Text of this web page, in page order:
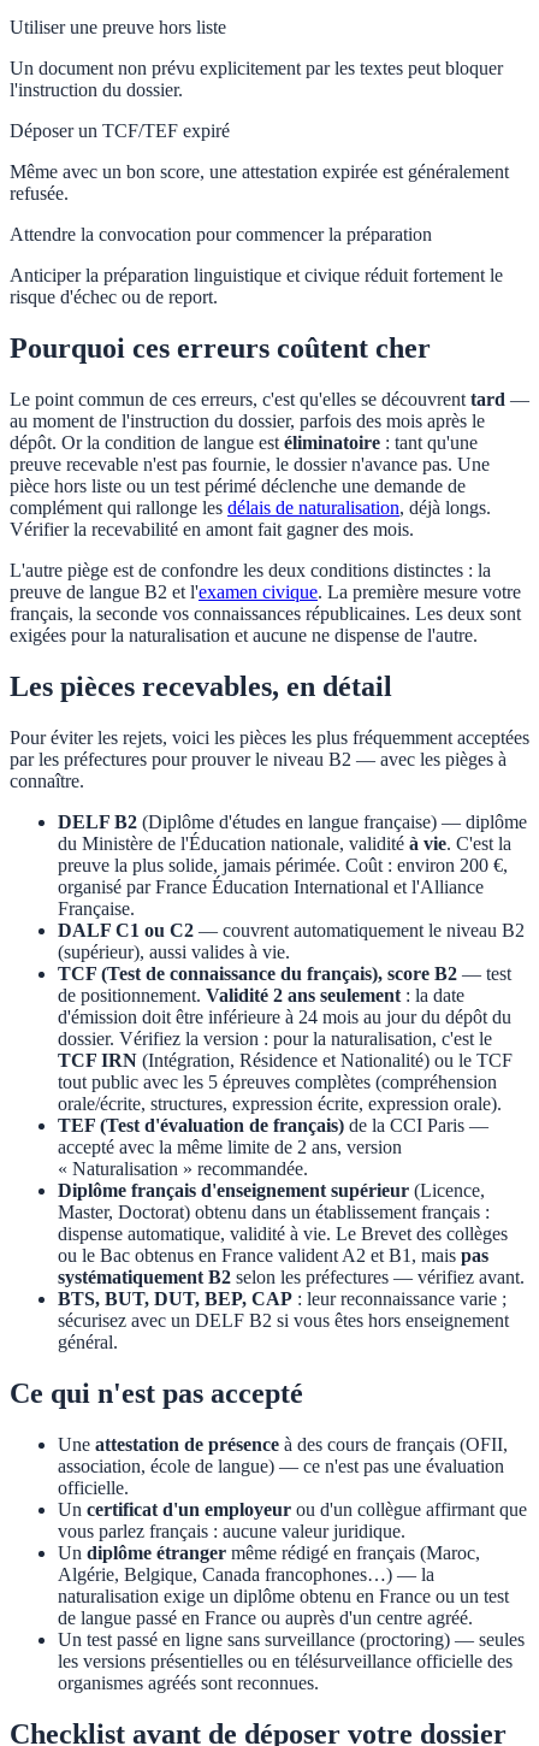
Utiliser une preuve hors liste
Un document non prévu explicitement par les textes peut bloquer
l'instruction du dossier.
Déposer un TCF/TEF expiré
Même avec un bon score, une attestation expirée est généralement
refusée.
Attendre la convocation pour commencer la préparation
Anticiper la préparation linguistique et civique réduit fortement le
risque d'échec ou de report.
Pourquoi ces erreurs coûtent cher
Le point commun de ces erreurs, c'est qu'elles se découvrent tard —
au moment de l'instruction du dossier, parfois des mois après le
dépôt. Or la condition de langue est éliminatoire : tant qu'une
preuve recevable n'est pas fournie, le dossier n'avance pas. Une
pièce hors liste ou un test périmé déclenche une demande de
complément qui rallonge les délais de naturalisation, déjà longs.
Vérifier la recevabilité en amont fait gagner des mois.
L'autre piège est de confondre les deux conditions distinctes : la
preuve de langue B2 et l'examen civique. La première mesure votre
français, la seconde vos connaissances républicaines. Les deux sont
exigées pour la naturalisation et aucune ne dispense de l'autre.
Les pièces recevables, en détail
Pour éviter les rejets, voici les pièces les plus fréquemment acceptées
par les préfectures pour prouver le niveau B2 — avec les pièges à
connaître.
DELF B2 (Diplôme d'études en langue française) — diplôme
du Ministère de l'Éducation nationale, validité à vie. C'est la
preuve la plus solide, jamais périmée. Coût : environ 200 €,
organisé par France Éducation International et l'Alliance
Française.
DALF C1 ou C2 — couvrent automatiquement le niveau B2
(supérieur), aussi valides à vie.
TCF (Test de connaissance du français), score B2 — test
de positionnement. Validité 2 ans seulement : la date
d'émission doit être inférieure à 24 mois au jour du dépôt du
dossier. Vérifiez la version : pour la naturalisation, c'est le
TCF IRN (Intégration, Résidence et Nationalité) ou le TCF
tout public avec les 5 épreuves complètes (compréhension
orale/écrite, structures, expression écrite, expression orale).
TEF (Test d'évaluation de français) de la CCI Paris —
accepté avec la même limite de 2 ans, version
« Naturalisation » recommandée.
Diplôme français d'enseignement supérieur (Licence,
Master, Doctorat) obtenu dans un établissement français :
dispense automatique, validité à vie. Le Brevet des collèges
ou le Bac obtenus en France valident A2 et B1, mais pas
systématiquement B2 selon les préfectures — vérifiez avant.
BTS, BUT, DUT, BEP, CAP : leur reconnaissance varie ;
sécurisez avec un DELF B2 si vous êtes hors enseignement
général.
Ce qui n'est pas accepté
Une attestation de présence à des cours de français (OFII,
association, école de langue) — ce n'est pas une évaluation
officielle.
Un certificat d'un employeur ou d'un collègue affirmant que
vous parlez français : aucune valeur juridique.
Un diplôme étranger même rédigé en français (Maroc,
Algérie, Belgique, Canada francophones…) — la
naturalisation exige un diplôme obtenu en France ou un test
de langue passé en France ou auprès d'un centre agréé.
Un test passé en ligne sans surveillance (proctoring) — seules
les versions présentielles ou en télésurveillance officielle des
organismes agréés sont reconnues.
Checklist avant de déposer votre dossier